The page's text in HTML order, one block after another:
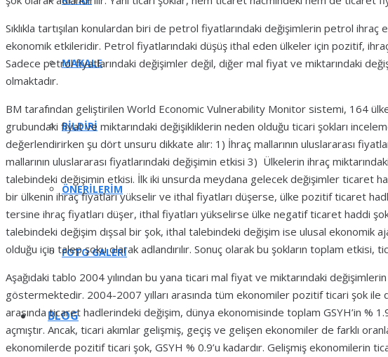
MAKALE
BILDIRI
ÖNERILERIM
FOTO GALERI
BLOG
Sıklıkla tartışılan konulardan biri de petrol fiyatlarındaki değişimlerin petrol
ekonomik etkileridir. Petrol fiyatlarındaki düşüş ithal eden ülkeler için pozitif,
Sadece petrol fiyatlarındaki değişimler değil, diğer mal fiyat ve miktarındaki
olmaktadır.
BM tarafından geliştirilen World Economic Vulnerability Monitor sistemi, 164
grubundaki fiyat ve miktarındaki değişikliklerin neden olduğu ticari şokları
değerlendirirken şu dört unsuru dikkate alır: 1) İhraç mallarının uluslararası
mallarının uluslararası fiyatlarındaki değişimin etkisi 3) Ülkelerin ihraç
talebindeki değişimin etkisi. İlk iki unsurda meydana gelecek değişimler ticaret
bir ülkenin ihraç fiyatları yükselir ve ithal fiyatları düşerse, ülke pozitif ticaret
tersine ihraç fiyatları düşer, ithal fiyatları yükselirse ülke negatif ticaret haddi
talebindeki değişim dışsal bir şok, ithal talebindeki değişim ise ulusal ekonomik
olduğu için talep şoku olarak adlandırılır. Sonuç olarak bu şokların toplam etkisi,
Aşağıdaki tablo 2004 yılından bu yana ticari mal fiyat ve miktarındaki değişimlerin
göstermektedir. 2004-2007 yılları arasında tüm ekonomiler pozitif ticari şok ile
arasında ticaret hadlerindeki değişim, dünya ekonomisinde toplam GSYH’in %
açmıştır. Ancak, ticari akımlar gelişmiş, geçiş ve gelişen ekonomiler de farklı
ekonomilerde pozitif ticari şok, GSYH % 0.9’u kadardır. Gelişmiş ekonomilerin